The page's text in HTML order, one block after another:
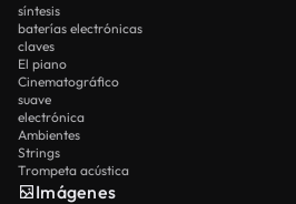
síntesis
baterías electrónicas
claves
El piano
Cinematográfico
suave
electrónica
Ambientes
Strings
Trompeta acústica
Imágenes